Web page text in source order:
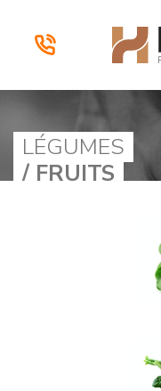
LÉGUMES
/ FRUITS